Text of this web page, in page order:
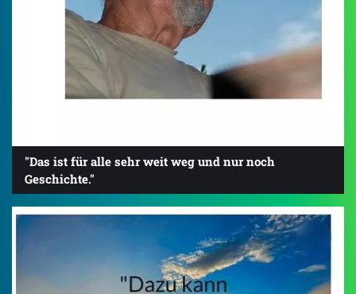
"Das ist für alle sehr weit weg und nur noch
Geschichte."